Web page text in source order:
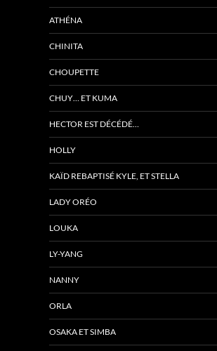
ATHÉNA
CHINITA
CHOUPETTE
CHUY… ET KUMA
HECTOR EST DÉCÉDÉ…
HOLLY
KAÏD REBAPTISÉ KYLE, ET STELLA
LADY ORÉO
LOUKA
LY-YANG
NANNY
ORLA
OSAKA ET SIMBA